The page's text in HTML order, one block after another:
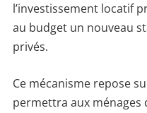
l’investissement locatif
au budget un nouveau
privés.
Ce mécanisme repose
permettra aux ménages